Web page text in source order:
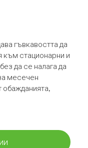
гъвкавостта да
към стационарни и
да се налага да
месечен
обажданията,